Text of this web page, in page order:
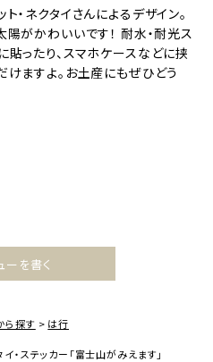
・ネクタイさんによるデザイン。
陽がかわいいです！ 耐水・耐光ス
貼ったり、スマホケースなどに挟
けますよ。お土産にもぜひどう
ーを書く
ら探す
は行
ステッカー「富士山がみえます」